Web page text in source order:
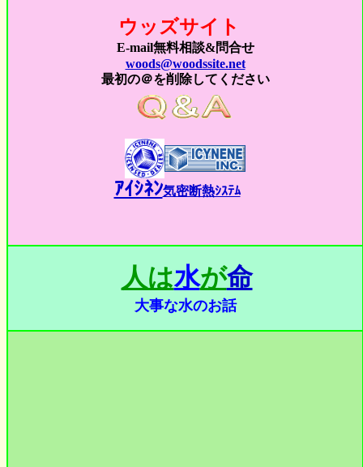
ウッズサイト
E-mail無料相談&問合せ
woods@woodssite.net
最初の＠を削除してください
ｱｲｼﾈﾝ気密断熱ｼｽﾃﾑ
人は水が命
大事な水のお話